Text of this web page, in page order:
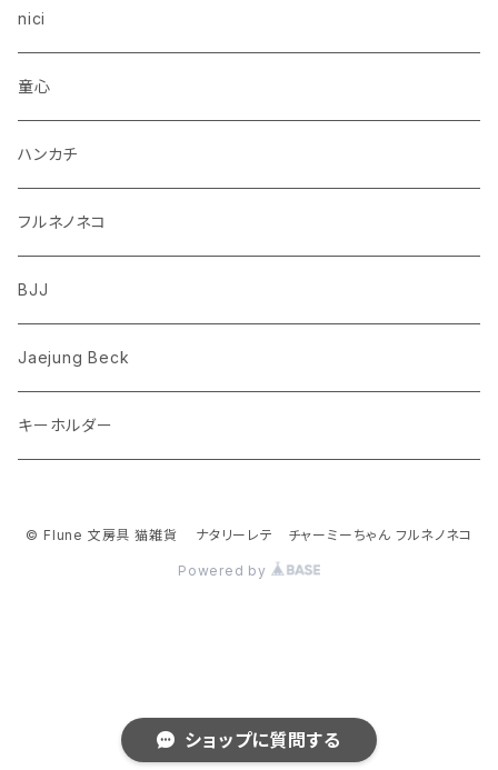
ショップに質問する
トイプードル
柴犬
ポメラニアン
コーギー
ウザギ
パンダ
リス
クマ
ゾウ
トリ
モンチッチ
ムーミン
ちいかわ
ミッフィー
Richard Scarry (リチャード・スキャリー)
おぱんちゅうさぎ/んぽちゃむ
nici
童心
ハンカチ
フルネノネコ
BJJ
Jaejung Beck
キーホルダー
© Flune 文房具 猫雑貨 ナタリーレテ チャーミーちゃん フルネノネコ
Powered by